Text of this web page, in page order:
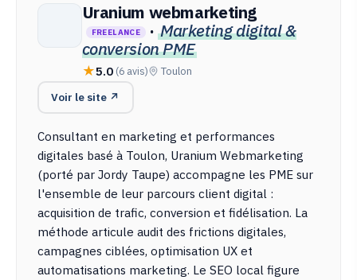
Uranium webmarketing
FREELANCE ·Marketing digital &
conversion PME
5.0 (6 avis) Toulon
Voir le site ↗
Consultant en marketing et performances
digitales basé à Toulon, Uranium Webmarketing
(porté par Jordy Taupe) accompagne les PME sur
l'ensemble de leur parcours client digital :
acquisition de trafic, conversion et fidélisation. La
méthode articule audit des frictions digitales,
campagnes ciblées, optimisation UX et
automatisations marketing. Le SEO local figure